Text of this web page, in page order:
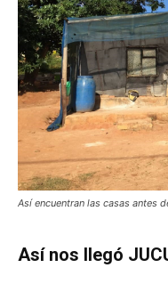
Así encuentran las casas antes
Así nos llegó